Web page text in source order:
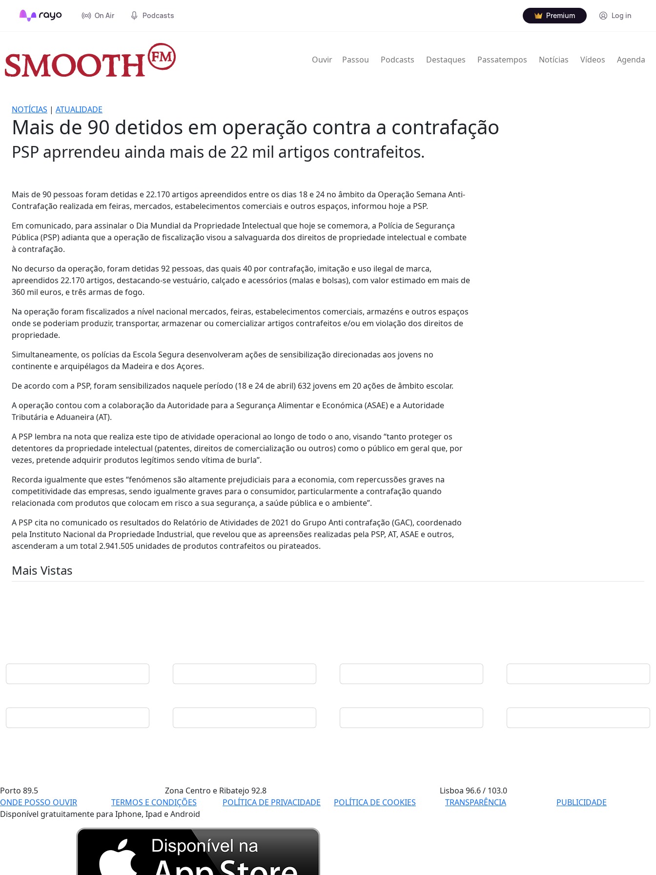
On Air Podcasts Premium Log in
Ouvir Passou Podcasts Destaques Passatempos Notícias Vídeos Agenda
NOTÍCIAS | ATUALIDADE
Mais de 90 detidos em operação contra a contrafação
PSP aprrendeu ainda mais de 22 mil artigos contrafeitos.
Mais de 90 pessoas foram detidas e 22.170 artigos apreendidos entre os dias 18 e 24 no âmbito da Operação Semana Anti-
Contrafação realizada em feiras, mercados, estabelecimentos comerciais e outros espaços, informou hoje a PSP.
Em comunicado, para assinalar o Dia Mundial da Propriedade Intelectual que hoje se comemora, a Polícia de Segurança
Pública (PSP) adianta que a operação de fiscalização visou a salvaguarda dos direitos de propriedade intelectual e combate
à contrafação.
No decurso da operação, foram detidas 92 pessoas, das quais 40 por contrafação, imitação e uso ilegal de marca,
apreendidos 22.170 artigos, destacando-se vestuário, calçado e acessórios (malas e bolsas), com valor estimado em mais de
360 mil euros, e três armas de fogo.
Na operação foram fiscalizados a nível nacional mercados, feiras, estabelecimentos comerciais, armazéns e outros espaços
onde se poderiam produzir, transportar, armazenar ou comercializar artigos contrafeitos e/ou em violação dos direitos de
propriedade.
Simultaneamente, os polícias da Escola Segura desenvolveram ações de sensibilização direcionadas aos jovens no
continente e arquipélagos da Madeira e dos Açores.
De acordo com a PSP, foram sensibilizados naquele período (18 e 24 de abril) 632 jovens em 20 ações de âmbito escolar.
A operação contou com a colaboração da Autoridade para a Segurança Alimentar e Económica (ASAE) e a Autoridade
Tributária e Aduaneira (AT).
A PSP lembra na nota que realiza este tipo de atividade operacional ao longo de todo o ano, visando “tanto proteger os
detentores da propriedade intelectual (patentes, direitos de comercialização ou outros) como o público em geral que, por
vezes, pretende adquirir produtos legítimos sendo vítima de burla”.
Recorda igualmente que estes “fenómenos são altamente prejudiciais para a economia, com repercussões graves na
competitividade das empresas, sendo igualmente graves para o consumidor, particularmente a contrafação quando
relacionada com produtos que colocam em risco a sua segurança, a saúde pública e o ambiente”.
A PSP cita no comunicado os resultados do Relatório de Atividades de 2021 do Grupo Anti contrafação (GAC), coordenado
pela Instituto Nacional da Propriedade Industrial, que revelou que as apreensões realizadas pela PSP, AT, ASAE e outros,
ascenderam a um total 2.941.505 unidades de produtos contrafeitos ou pirateados.
Mais Vistas
Porto 89.5 Zona Centro e Ribatejo 92.8 Lisboa96.6 / 103.0
ONDE POSSO OUVIR
TERMOS E CONDIÇÕES POLÍTICA DE PRIVACIDADE POLÍTICA DE COOKIES TRANSPARÊNCIA
PUBLICIDADE
Disponível gratuitamente para Iphone, Ipad e Android